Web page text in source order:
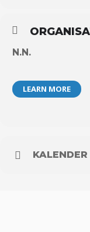
N.N.
LEARN MORE
KALENDER